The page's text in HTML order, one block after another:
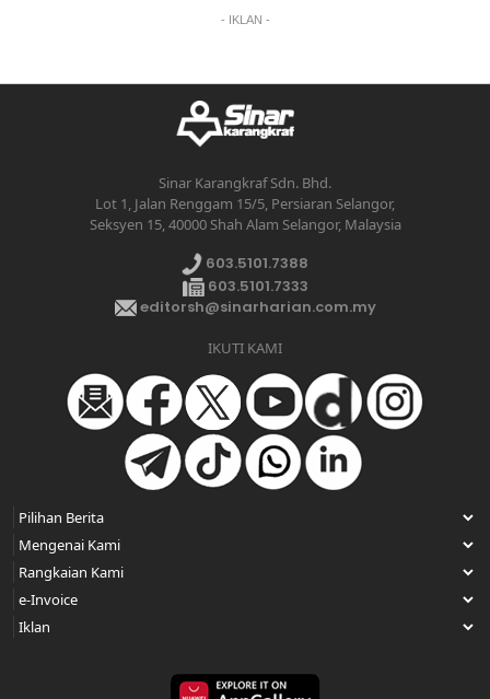
- IKLAN -
Sinar Karangkraf Sdn. Bhd.
Lot 1, Jalan Renggam 15/5, Persiaran Selangor,
Seksyen 15, 40000 Shah Alam Selangor, Malaysia
603.5101.7388
603.5101.7333
editorsh@sinarharian.com.my
IKUTI KAMI